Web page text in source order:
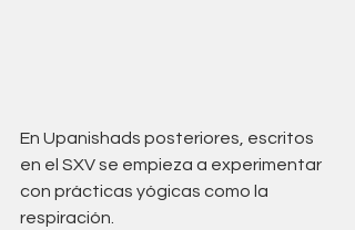
En Upanishads posteriores, escritos
en el SXV se empieza a experimentar
con prácticas yógicas como la
respiración.